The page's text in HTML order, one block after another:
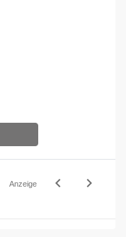
Anzeige navigate_before navigate_next